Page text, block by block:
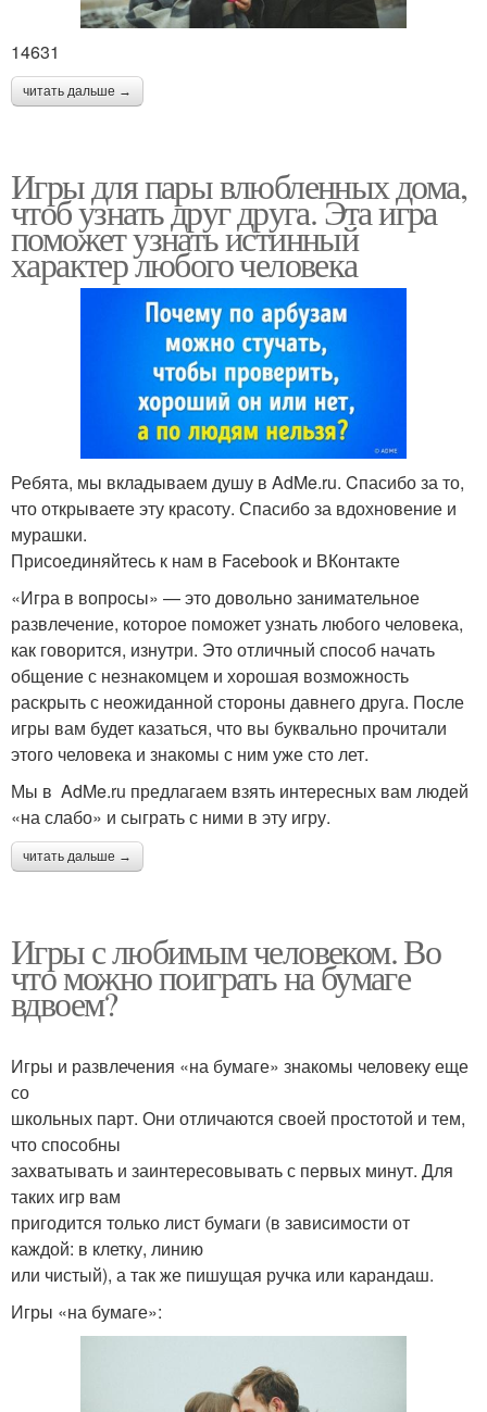
14631
читать дальше →
Игры для пары влюбленных дома,
чтоб узнать друг друга. Эта игра
поможет узнать истинный
характер любого человека
Ребята, мы вкладываем душу в AdMe.ru. Cпасибо за то,
что открываете эту красоту. Спасибо за вдохновение и
мурашки.
Присоединяйтесь к нам в Facebook и ВКонтакте
«Игра в вопросы» — это довольно занимательное
развлечение, которое поможет узнать любого человека,
как говорится, изнутри. Это отличный способ начать
общение с незнакомцем и хорошая возможность
раскрыть с неожиданной стороны давнего друга. После
игры вам будет казаться, что вы буквально прочитали
этого человека и знакомы с ним уже сто лет.
Мы в AdMe.ru предлагаем взять интересных вам людей
«на слабо» и сыграть с ними в эту игру.
читать дальше →
Игры с любимым человеком. Во
что можно поиграть на бумаге
вдвоем?
Игры и развлечения «на бумаге» знакомы человеку еще
со
школьных парт. Они отличаются своей простотой и тем,
что способны
захватывать и заинтересовывать с первых минут. Для
таких игр вам
пригодится только лист бумаги (в зависимости от
каждой: в клетку, линию
или чистый), а так же пишущая ручка или карандаш.
Игры «на бумаге»: